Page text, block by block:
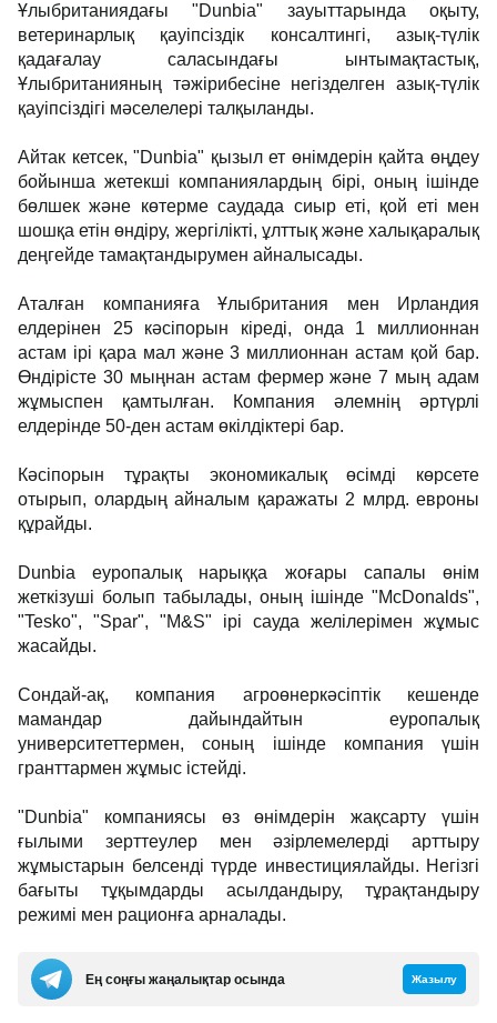
Ұлыбританиядағы "Dunbia" зауыттарында оқыту,
ветеринарлық қауіпсіздік консалтингі, азық-түлік
қадағалау саласындағы ынтымақтастық,
Ұлыбританияның тәжірибесіне негізделген азық-түлік
қауіпсіздігі мәселелері талқыланды.
Айтак кетсек, "Dunbia" қызыл ет өнімдерін қайта өңдеу
бойынша жетекші компаниялардың бірі, оның ішінде
бөлшек және көтерме саудада сиыр еті, қой еті мен
шошқа етін өндіру, жергілікті, ұлттық және халықаралық
деңгейде тамақтандырумен айналысады.
Аталған компанияға Ұлыбритания мен Ирландия
елдерінен 25 кәсіпорын кіреді, онда 1 миллионнан
астам ірі қара мал және 3 миллионнан астам қой бар.
Өндірісте 30 мыңнан астам фермер және 7 мың адам
жұмыспен қамтылған. Компания әлемнің әртүрлі
елдерінде 50-ден астам өкілдіктері бар.
Кәсіпорын тұрақты экономикалық өсімді көрсете
отырып, олардың айналым қаражаты 2 млрд. евроны
құрайды.
Dunbia еуропалық нарыққа жоғары сапалы өнім
жеткізуші болып табылады, оның ішінде "McDonalds",
"Tesko", "Spar", "M&S" ірі сауда желілерімен жұмыс
жасайды.
Сондай-ақ, компания агроөнеркәсіптік кешенде
мамандар дайындайтын еуропалық
университеттермен, соның ішінде компания үшін
гранттармен жұмыс істейді.
"Dunbia" компаниясы өз өнімдерін жақсарту үшін
ғылыми зерттеулер мен әзірлемелерді арттыру
жұмыстарын белсенді түрде инвестициялайды. Негізгі
бағыты тұқымдарды асылдандыру, тұрақтандыру
режимі мен рационға арналады.
Ең соңғы жаңалықтар осында Жазылу